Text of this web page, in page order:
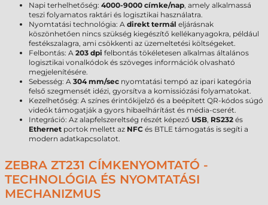
Napi terhelhetőség: 4000-9000 címke/nap, amely alkalmassá
teszi folyamatos raktári és logisztikai használatra.
Nyomtatási technológia: A direkt termál eljárásnak
köszönhetően nincs szükség kiegészítő kellékanyagokra, például
festékszalagra, ami csökkenti az üzemeltetési költségeket.
Felbontás: A 203 dpi felbontás tökéletesen alkalmas általános
logisztikai vonalkódok és szöveges információk olvasható
megjelenítésére.
Sebesség: A 304 mm/sec nyomtatási tempó az ipari kategória
felső szegmensét idézi, gyorsítva a komissiózási folyamatokat.
Kezelhetőség: A színes érintőkijelző és a beépített QR-kódos súgó
videók támogatják a gyors hibaelhárítást és média-cserét.
Integráció: Az alapfelszereltség részét képező USB, RS232 és
Ethernet portok mellett az NFC és BTLE támogatás is segíti a
modern adatkapcsolatot.
ZEBRA ZT231 CÍMKENYOMTATÓ -
TECHNOLÓGIA ÉS NYOMTATÁSI
MECHANIZMUS